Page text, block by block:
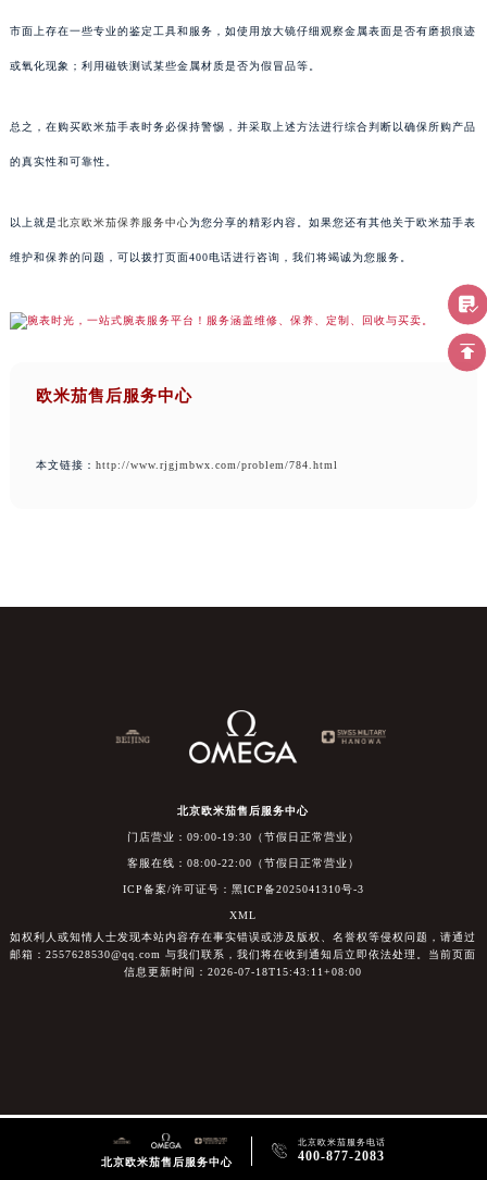
市面上存在一些专业的鉴定工具和服务，如使用放大镜仔细观察金属表面是否有磨损痕迹
或氧化现象；利用磁铁测试某些金属材质是否为假冒品等。
总之，在购买欧米茄手表时务必保持警惕，并采取上述方法进行综合判断以确保所购产品
的真实性和可靠性。
以上就是北京欧米茄保养服务中心为您分享的精彩内容。如果您还有其他关于欧米茄手表
维护和保养的问题，可以拨打页面400电话进行咨询，我们将竭诚为您服务。
欧米茄售后服务中心
本文链接： http://www.rjgjmbwx.com/problem/784.html
北京欧米茄售后服务中心
门店营业：09:00-19:30（节假日正常营业）
客服在线：08:00-22:00（节假日正常营业）
ICP备案/许可证号：黑ICP备2025041310号-3
XML
如权利人或知情人士发现本站内容存在事实错误或涉及版权、名誉权等侵权问题，请通过
邮箱：2557628530@qq.com 与我们联系，我们将在收到通知后立即依法处理。当前页面
信息更新时间：2026-07-18T15:43:11+08:00
北京欧米茄售后服务中心
 北京欧米茄服务电话
400-877-2083